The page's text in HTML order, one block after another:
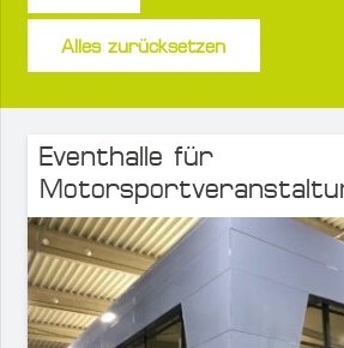
Alles zurücksetzen
Eventhalle für